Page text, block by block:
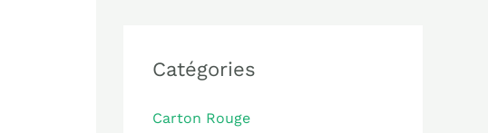
Catégories
Carton Rouge